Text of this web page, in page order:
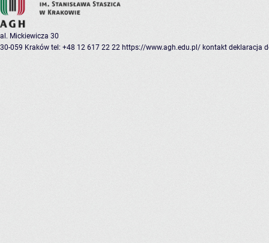
al. Mickiewicza 30
30-059 Kraków tel: +48 12 617 22 22 https://www.agh.edu.pl/ kontakt deklaracja